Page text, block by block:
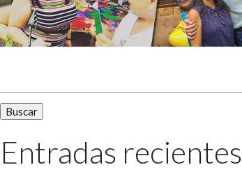
Entradas recientes